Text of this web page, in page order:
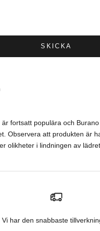
SKICKA
fortsatt populära och
Observera att produkten är
olikheter i lindningen av lädret.
Vi har den snabbaste